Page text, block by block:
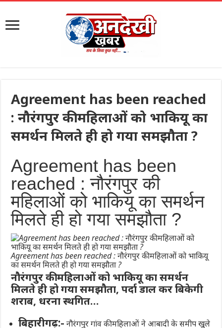
Agreement has been reached
: नौरंगपुर की महिलाओं को भाकियू का
समर्थन मिलते ही हो गया समझौता ?
Agreement has been
reached : नौरंगपुर की
महिलाओं को भाकियू का समर्थन
मिलते ही हो गया समझौता ?
Agreement has been reached : नौरंगपुर की महिलाओं को भाकियू
का समर्थन मिलते ही हो गया समझौता ?
नौरंगपुर की महिलाओं को भाकियू का समर्थन
मिलते ही हो गया समझौता, पर्दा डाल कर बिकेगी
शराब, धरना स्थगित…
बिहारीगढ़:- नौरंगपुर गांव की महिलाओं ने आबादी के समीप खुले